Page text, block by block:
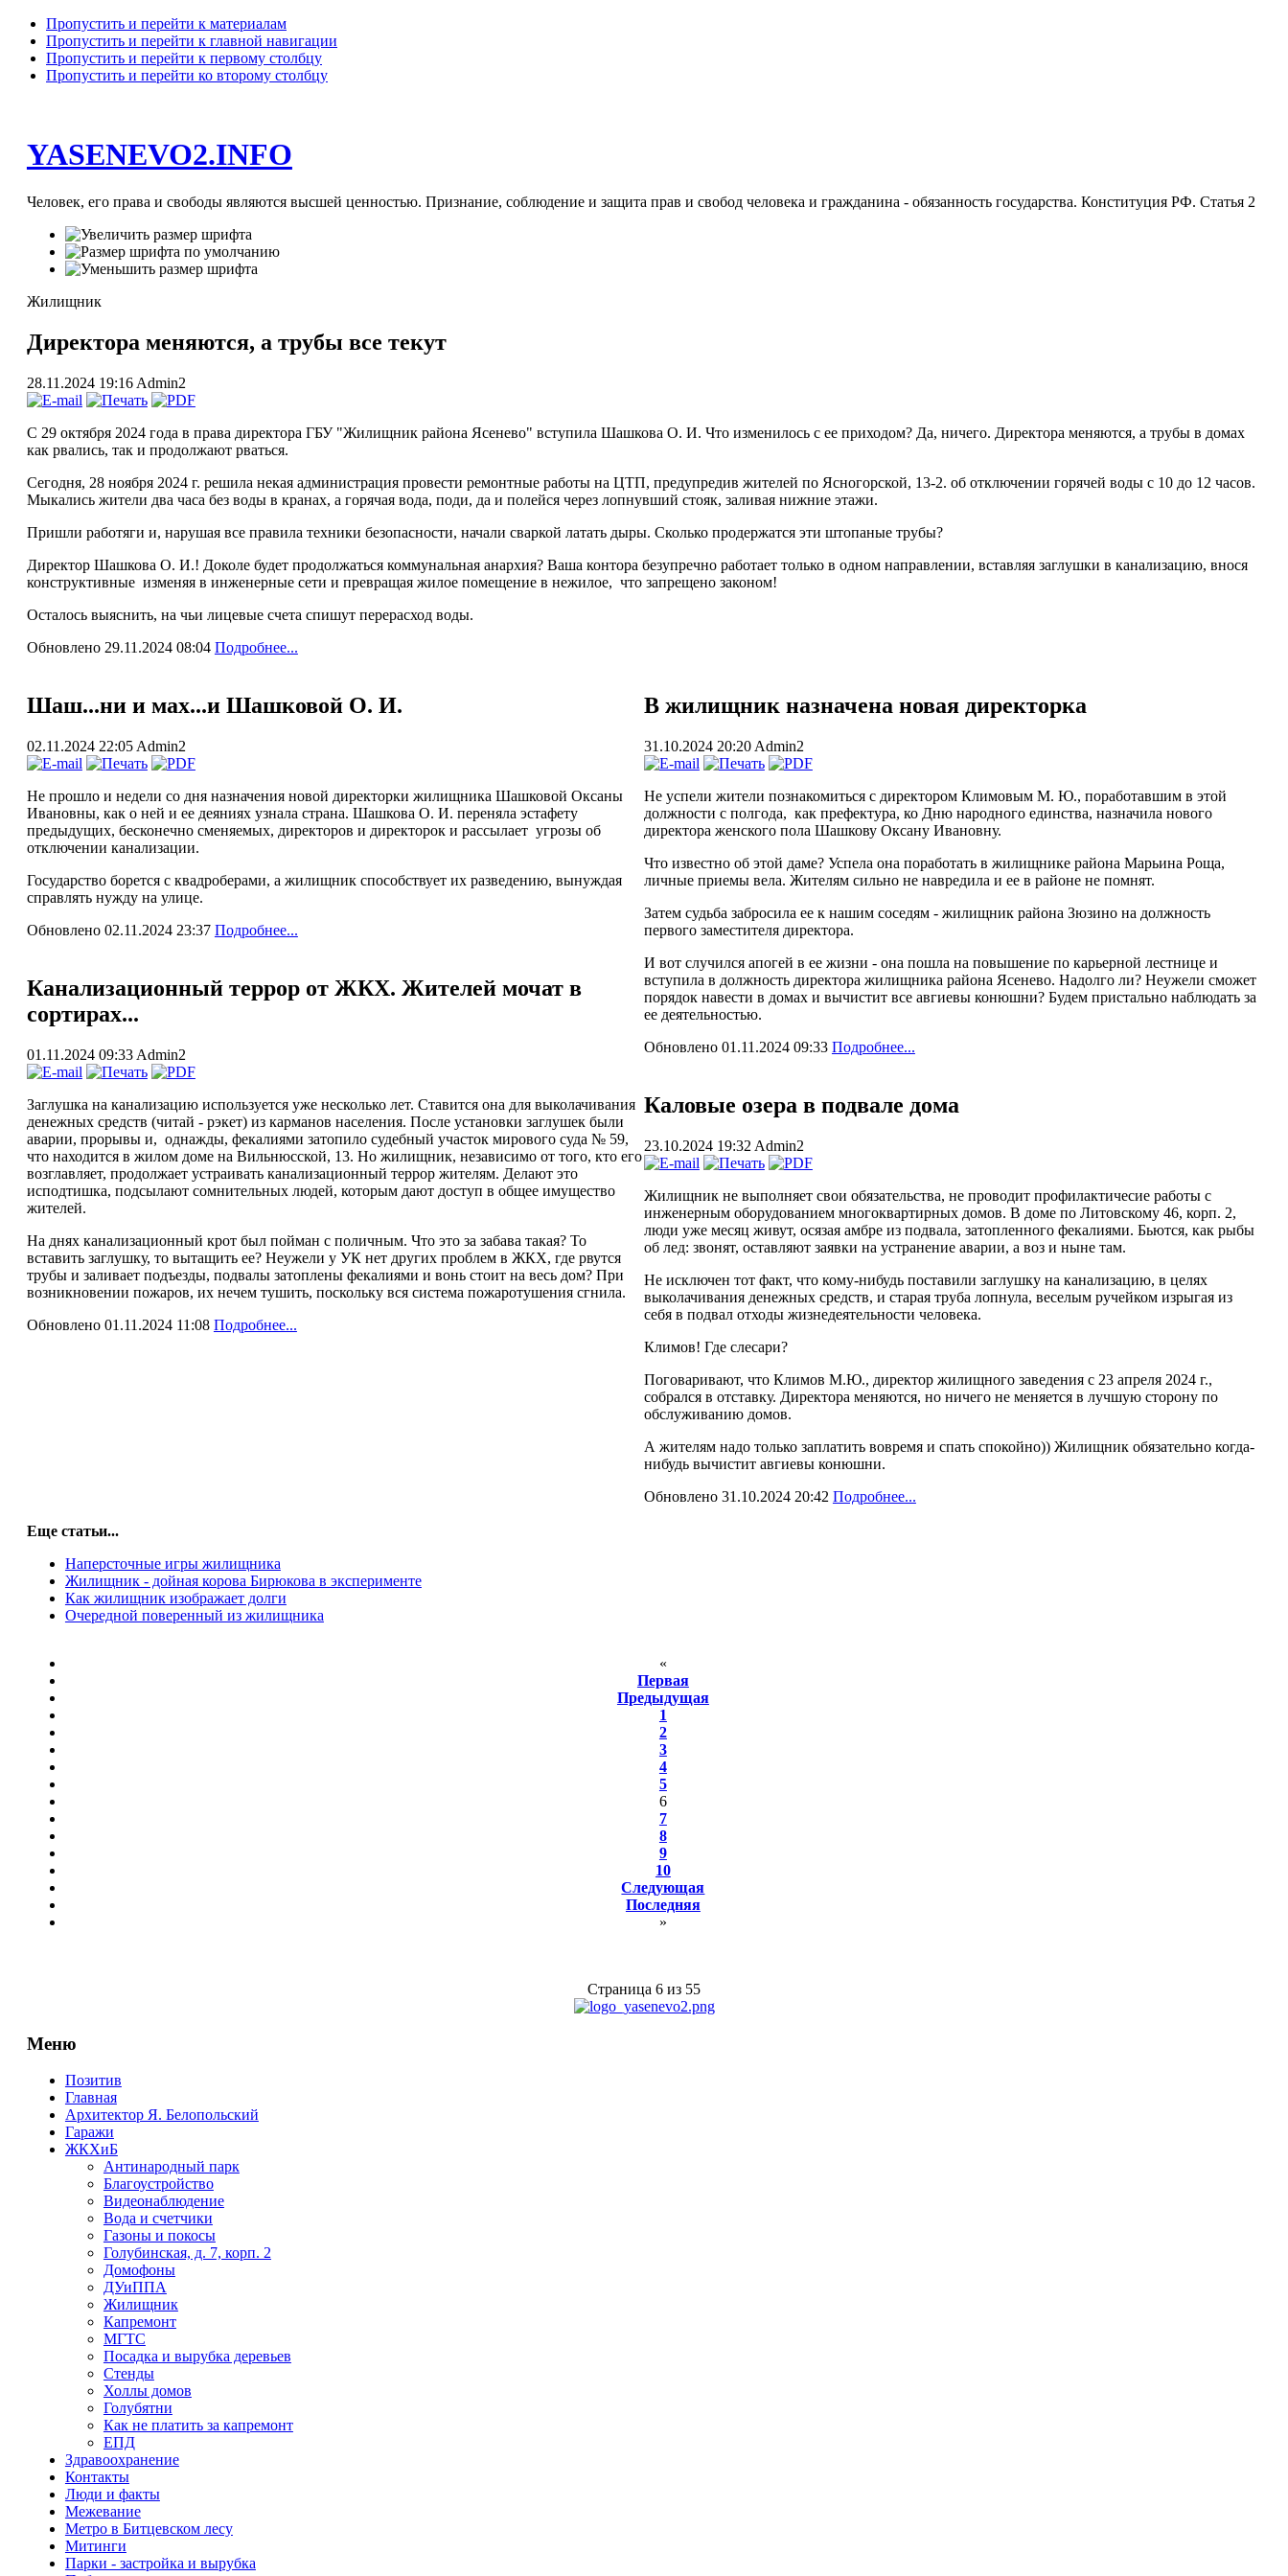
Пропустить и перейти к материалам
Пропустить и перейти к главной навигации
Пропустить и перейти к первому столбцу
Пропустить и перейти ко второму столбцу
YASENEVO2.INFO
Человек, его права и свободы являются высшей ценностью. Признание, соблюдение и защита прав и свобод человека и гражданина - обязанность государства. Конституция РФ. Статья 2
Жилищник
Директора меняются, а трубы все текут
28.11.2024 19:16 Admin2
С 29 октября 2024 года в права директора ГБУ "Жилищник района Ясенево" вступила Шашкова О. И. Что изменилось с ее приходом? Да, ничего. Директора меняются, а трубы в домах
как рвались, так и продолжают рваться.
Сегодня, 28 ноября 2024 г. решила некая администрация провести ремонтные работы на ЦТП, предупредив жителей по Ясногорской, 13-2. об отключении горячей воды с 10 до 12 часов.
Мыкались жители два часа без воды в кранах, а горячая вода, поди, да и полейся через лопнувший стояк, заливая нижние этажи.
Пришли работяги и, нарушая все правила техники безопасности, начали сваркой латать дыры. Сколько продержатся эти штопаные трубы?
Директор Шашкова О. И.! Доколе будет продолжаться коммунальная анархия? Ваша контора безупречно работает только в одном направлении, вставляя заглушки в канализацию, внося
конструктивные изменяя в инженерные сети и превращая жилое помещение в нежилое, что запрещено законом!
Осталось выяснить, на чьи лицевые счета спишут перерасход воды.
Обновлено 29.11.2024 08:04 Подробнее...
Шаш...ни и мах...и Шашковой О. И.
02.11.2024 22:05 Admin2
Не прошло и недели со дня назначения новой директорки жилищника Шашковой Оксаны
Ивановны, как о ней и ее деяниях узнала страна. Шашкова О. И. переняла эстафету
предыдущих, бесконечно сменяемых, директоров и директорок и рассылает угрозы об
отключении канализации.
Государство борется с квадроберами, а жилищник способствует их разведению, вынуждая
справлять нужду на улице.
Обновлено 02.11.2024 23:37 Подробнее...
Канализационный террор от ЖКХ. Жителей мочат в
сортирах...
01.11.2024 09:33 Admin2
Заглушка на канализацию используется уже несколько лет. Ставится она для выколачивания
денежных средств (читай - рэкет) из карманов населения. После установки заглушек были
аварии, прорывы и, однажды, фекалиями затопило судебный участок мирового суда № 59,
что находится в жилом доме на Вильнюсской, 13. Но жилищник, независимо от того, кто его
возглавляет, продолжает устраивать канализационный террор жителям. Делают это
исподтишка, подсылают сомнительных людей, которым дают доступ в общее имущество
жителей.
На днях канализационный крот был пойман с поличным. Что это за забава такая? То
вставить заглушку, то вытащить ее? Неужели у УК нет других проблем в ЖКХ, где рвутся
трубы и заливает подъезды, подвалы затоплены фекалиями и вонь стоит на весь дом? При
возникновении пожаров, их нечем тушить, поскольку вся система пожаротушения сгнила.
Обновлено 01.11.2024 11:08 Подробнее...
В жилищник назначена новая директорка
31.10.2024 20:20 Admin2
Не успели жители познакомиться с директором Климовым М. Ю., поработавшим в этой
должности с полгода, как префектура, ко Дню народного единства, назначила нового
директора женского пола Шашкову Оксану Ивановну.
Что известно об этой даме? Успела она поработать в жилищнике района Марьина Роща,
личные приемы вела. Жителям сильно не навредила и ее в районе не помнят.
Затем судьба забросила ее к нашим соседям - жилищник района Зюзино на должность
первого заместителя директора.
И вот случился апогей в ее жизни - она пошла на повышение по карьерной лестнице и
вступила в должность директора жилищника района Ясенево. Надолго ли? Неужели сможет
порядок навести в домах и вычистит все авгиевы конюшни? Будем пристально наблюдать за
ее деятельностью.
Обновлено 01.11.2024 09:33 Подробнее...
Каловые озера в подвале дома
23.10.2024 19:32 Admin2
Жилищник не выполняет свои обязательства, не проводит профилактичесие работы с
инженерным оборудованием многоквартирных домов. В доме по Литовскому 46, корп. 2,
люди уже месяц живут, осязая амбре из подвала, затопленного фекалиями. Бьются, как рыбы
об лед: звонят, оставляют заявки на устранение аварии, а воз и ныне там.
Не исключен тот факт, что кому-нибудь поставили заглушку на канализацию, в целях
выколачивания денежных средств, и старая труба лопнула, веселым ручейком изрыгая из
себя в подвал отходы жизнедеятельности человека.
Климов! Где слесари?
Поговаривают, что Климов М.Ю., директор жилищного заведения с 23 апреля 2024 г.,
собрался в отставку. Директора меняются, но ничего не меняется в лучшую сторону по
обслуживанию домов.
А жителям надо только заплатить вовремя и спать спокойно)) Жилищник обязательно когда-
нибудь вычистит авгиевы конюшни.
Обновлено 31.10.2024 20:42 Подробнее...
Еще статьи...
Наперсточные игры жилищника
Жилищник - дойная корова Бирюкова в эксперименте
Как жилищник изображает долги
Очередной поверенный из жилищника
«
Первая
Предыдущая
1
2
3
4
5
6
7
8
9
10
Следующая
Последняя
»
Страница 6 из 55
Меню
Позитив
Главная
Архитектор Я. Белопольский
Гаражи
ЖКХиБ
Антинародный парк
Благоустройство
Видеонаблюдение
Вода и счетчики
Газоны и покосы
Голубинская, д. 7, корп. 2
Домофоны
ДУиППА
Жилищник
Капремонт
МГТС
Посадка и вырубка деревьев
Стенды
Холлы домов
Голубятни
Как не платить за капремонт
ЕПД
Здравоохранение
Контакты
Люди и факты
Межевание
Метро в Битцевском лесу
Митинги
Парки - застройка и вырубка